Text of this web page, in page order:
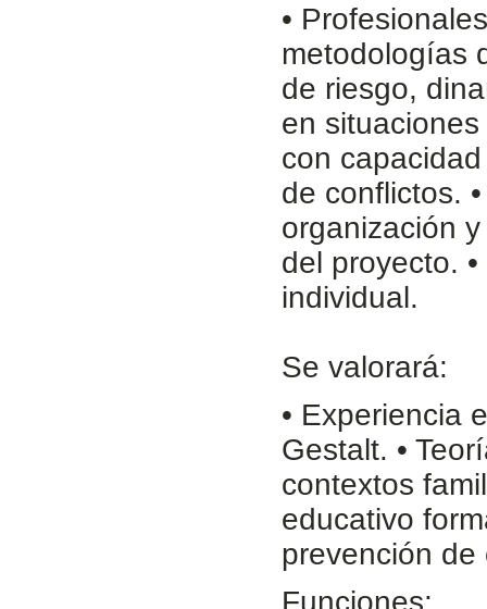
•
metodologías
de riesgo,
en
con
de conflictos.
organización
del proyecto.
individual.
Se valorará:
• Experiencia
Gestalt. •
contextos
educativo
prevención
Funciones: